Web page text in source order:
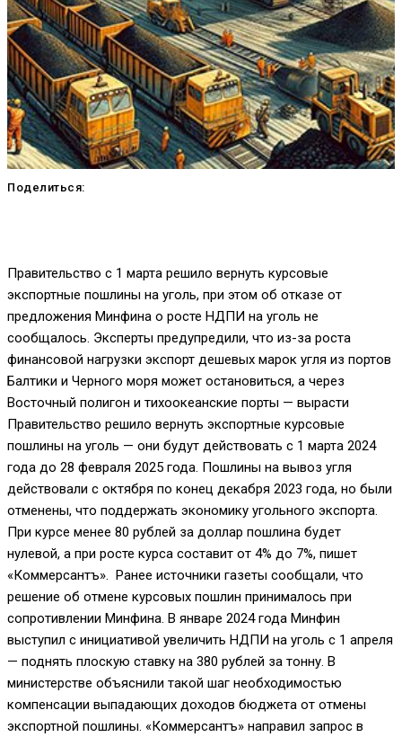
Поделиться:
Правительство с 1 марта решило вернуть курсовые
экспортные пошлины на уголь, при этом об отказе от
предложения Минфина о росте НДПИ на уголь не
сообщалось. Эксперты предупредили, что из-за роста
финансовой нагрузки экспорт дешевых марок угля из портов
Балтики и Черного моря может остановиться, а через
Восточный полигон и тихоокеанские порты — вырасти
Правительство решило вернуть экспортные курсовые
пошлины на уголь — они будут действовать с 1 марта 2024
года до 28 февраля 2025 года. Пошлины на вывоз угля
действовали с октября по конец декабря 2023 года, но были
отменены, что поддержать экономику угольного экспорта.
При курсе менее 80 рублей за доллар пошлина будет
нулевой, а при росте курса составит от 4% до 7%, пишет
«Коммерсантъ». Ранее источники газеты сообщали, что
решение об отмене курсовых пошлин принималось при
сопротивлении Минфина. В январе 2024 года Минфин
выступил с инициативой увеличить НДПИ на уголь с 1 апреля
— поднять плоскую ставку на 380 рублей за тонну. В
министерстве объяснили такой шаг необходимостью
компенсации выпадающих доходов бюджета от отмены
экспортной пошлины. «Коммерсантъ» направил запрос в